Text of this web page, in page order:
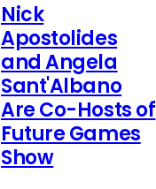
Nick
Apostolides
and Angela
Sant'Albano
Are Co-Hosts of
Future Games
Show